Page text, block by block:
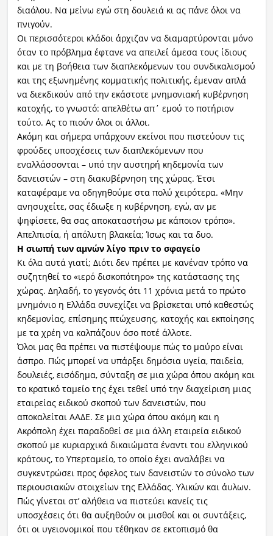
διαόλου. Να μείνω εγώ στη δουλειά κι ας πάνε όλοι να
πνιγούν.
Οι περισσότεροι κλάδοι άρχιζαν να διαμαρτύρονται μόνο
όταν το πρόβλημα έφτανε να απειλεί άμεσα τους ίδιους
και με τη βοήθεια των διαπλεκόμενων του συνδικαλισμού
και της εξωνημένης κομματικής πολιτικής, έμεναν απλά
να διεκδικούν από την εκάστοτε μνημονιακή κυβέρνηση
κατοχής, το γνωστό: απελθέτω απ΄ εμού το ποτήριον
τούτο. Ας το πιούν όλοι οι άλλοι.
Ακόμη και σήμερα υπάρχουν εκείνοι που πιστεύουν τις
φρούδες υποσχέσεις των διαπλεκόμενων που
εναλλάσσονται – υπό την αυστηρή κηδεμονία των
δανειστών – στη διακυβέρνηση της χώρας. Έτσι
καταφέραμε να οδηγηθούμε στα πολύ χειρότερα. «Μην
ανησυχείτε, σας έδιωξε η κυβέρνηση, εγώ, αν με
ψηφίσετε, θα σας αποκαταστήσω με κάποιον τρόπο».
Απελπισία, ή απόλυτη βλακεία; Ίσως και τα δυο.
Η σιωπή των αμνών λίγο πριν το σφαγείο
Κι όλα αυτά γιατί; Διότι δεν πρέπει με κανέναν τρόπο να
συζητηθεί το «ιερό δισκοπότηρο» της κατάστασης της
χώρας. Δηλαδή, το γεγονός ότι 11 χρόνια μετά το πρώτο
μνημόνιο η Ελλάδα συνεχίζει να βρίσκεται υπό καθεστώς
κηδεμονίας, επίσημης πτώχευσης, κατοχής και εκποίησης
με τα χρέη να καλπάζουν όσο ποτέ άλλοτε.
Όλοι μας θα πρέπει να πιστέψουμε πώς το μαύρο είναι
άσπρο. Πώς μπορεί να υπάρξει δημόσια υγεία, παιδεία,
δουλειές, εισόδημα, σύνταξη σε μια χώρα όπου ακόμη και
το κρατικό ταμείο της έχει τεθεί υπό την διαχείριση μιας
εταιρείας ειδικού σκοπού των δανειστών, που
αποκαλείται ΑΑΔΕ. Σε μια χώρα όπου ακόμη και η
Ακρόπολη έχει παραδοθεί σε μια άλλη εταιρεία ειδικού
σκοπού με κυριαρχικά δικαιώματα έναντι του ελληνικού
κράτους, το Υπερταμείο, το οποίο έχει αναλάβει να
συγκεντρώσει προς όφελος των δανειστών το σύνολο των
περιουσιακών στοιχείων της Ελλάδας. Υλικών και άυλων.
Πώς γίνεται στ’ αλήθεια να πιστεύει κανείς τις
υποσχέσεις ότι θα αυξηθούν οι μισθοί και οι συντάξεις,
ότι οι υγειονομικοί που τέθηκαν σε εκτοπισμό θα